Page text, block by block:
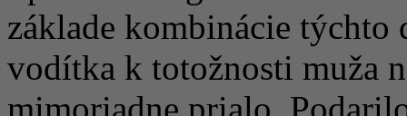
základe kombinácie
vodítka k totožnosti muža
mimoriadne prialo.